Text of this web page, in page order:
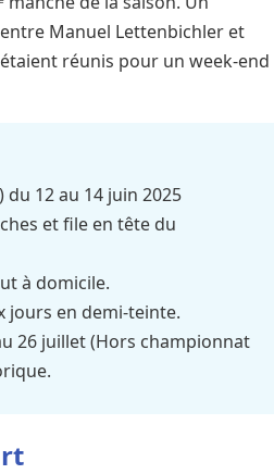
Manuel Lettenbichler et
réunis pour un week-end
12 au 14 juin 2025
et file en tête du
à domicile.
jours en demi-teinte.
26 juillet (Hors championnat